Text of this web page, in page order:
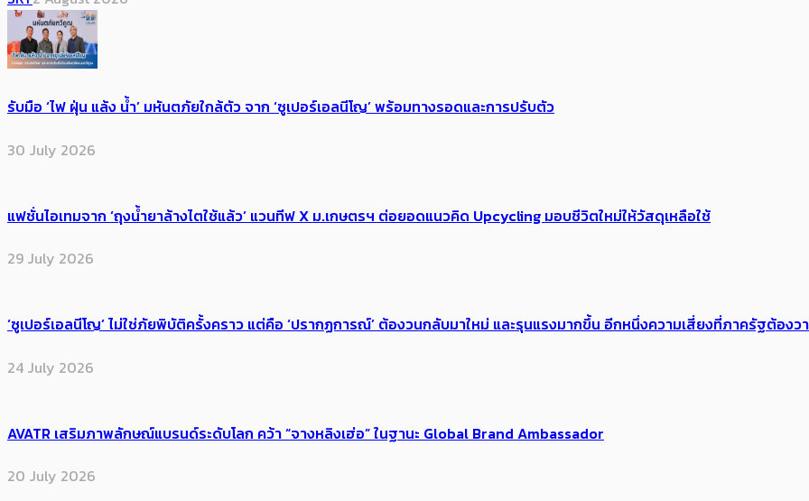
รับมือ ‘ไฟ ฝุ่น แล้ง น้ำ’ มหันตภัยใกล้ตัว จาก ‘ซูเปอร์เอลนีโญ’ พร้อมทางรอดและการปรับตัว
30 July 2026
แฟชั่นไอเทมจาก ‘ถุงน้ำยาล้างไตใช้แล้ว’ แวนทีฟ X ม.เกษตรฯ ต่อยอดแนวคิด Upcycling มอบชีวิตใหม่ให้วัสดุเหลือใช้
29 July 2026
‘ซูเปอร์เอลนีโญ’ ไม่ใช่ภัยพิบัติครั้งคราว แต่คือ ‘ปรากฏการณ์’ ​ต้อง​วนกลับมาใหม่ และรุนแรงมากขึ้น อีกหนึ่งความเสี่ยงที่ภาครัฐต้อง
24 July 2026
AVATR เสริมภาพลักษณ์แบรนด์ระดับโลก คว้า “จางหลิงเฮ่อ” ในฐานะ Global Brand Ambassador
20 July 2026